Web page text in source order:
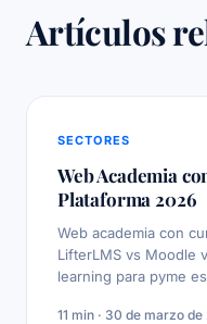
Artículos
SECTORES
Web Academia
Plataforma 2026
Web academia con
LifterLMS vs Moodle
learning para pyme
11 min · 30 de marzo